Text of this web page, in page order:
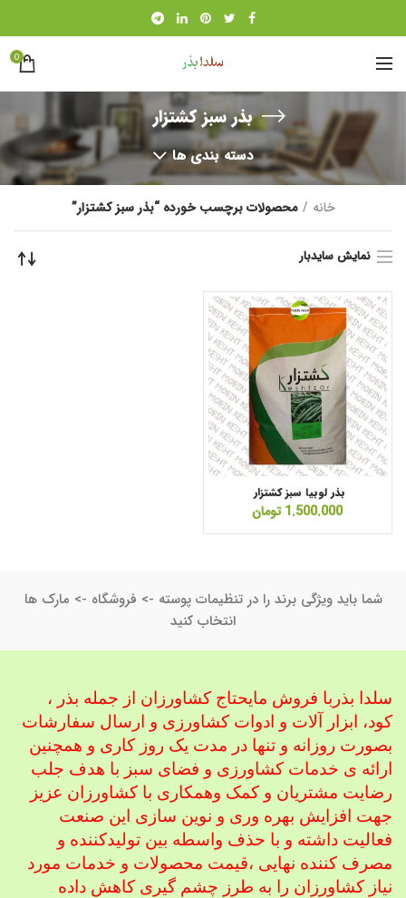
0
بذر سبز کشتزار
دسته بندی ها
خانه محصولات برچسب خورده “بذر سبز کشتزار”
نمایش سایدبار
بذر لوبیا سبز کشتزار
1.500.000 تومان
شما باید ویژگی برند را در تنظیمات پوسته -> فروشگاه -> مارک ها
انتخاب کنید
سلدا بذربا فروش مایحتاج کشاورزان از جمله بذر ،
کود، ابزار آلات و ادوات کشاورزی و ارسال سفارشات
بصورت روزانه و تنها در مدت یک روز کاری و همچنین
ارائه ی خدمات کشاورزی و فضای سبز با هدف جلب
رضایت مشتریان و کمک وهمکاری با کشاورزان عزیز
جهت افزایش بهره وری و نوین سازی این صنعت
فعالیت داشته و با حذف واسطه بین تولیدکننده و
مصرف کننده نهایی ،قیمت محصولات و خدمات مورد
نیاز کشاورزان را به طرز چشم گیری کاهش داده